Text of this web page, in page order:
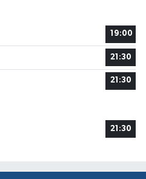
19:00
21:30
21:30
21:30